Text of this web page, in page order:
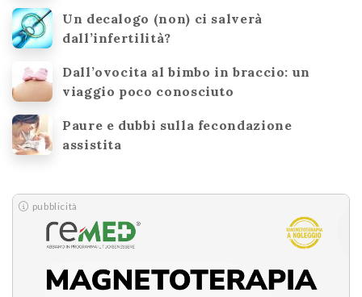
Un decalogo (non) ci salverà
dall’infertilità?
Dall’ovocita al bimbo in braccio: un
viaggio poco conosciuto
Paure e dubbi sulla fecondazione
assistita
pubblicità